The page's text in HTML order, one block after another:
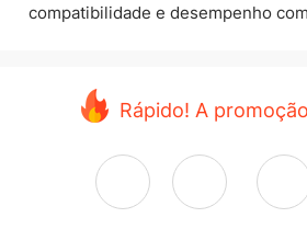
compatibilidade e desempenho
Rápido! A